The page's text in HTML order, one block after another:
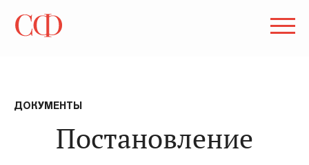
ДОКУМЕНТЫ
Постановление